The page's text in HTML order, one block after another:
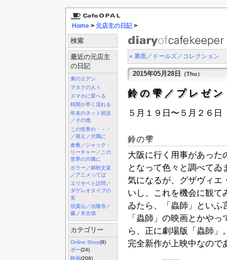
Home > 元店主の日記>
検索
最近の元店主
の日記
東のエデン
ヲタクの人々
スマホに変へる
時間が早く流れる
年末のネット状況
／その他
この世界の・・・
／萌え／片隅に
倉敷／ジャック・
リーチャー／この
世界の片隅に
ホラー／錦秋文楽
／アニメってば
エリサベト訪問／
ダゲレオタイプの
女
信貴山／法隆寺／
藤ノ木古墳
カテゴリー
Online Shop(9)
ポー(24)
映画(206)
« 裏面／ドールズ／コレクション
2015年05月28日 （Thu）
鈴の雫／プレゼ
５月１９日〜５月２６日
鈴の雫
大阪に行く用事があった
となって色々と調べて
気になるが、グザヴィエ
いし、これを機会に観て
ゐたら、「蟲師」といふ
「蟲師」の映画とかや
ら、正に劇場版「蟲師
完全新作が上映中なので